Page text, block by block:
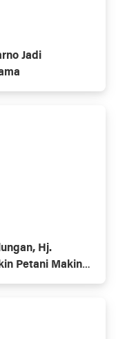
Jadi
Hj.
Petani Makin